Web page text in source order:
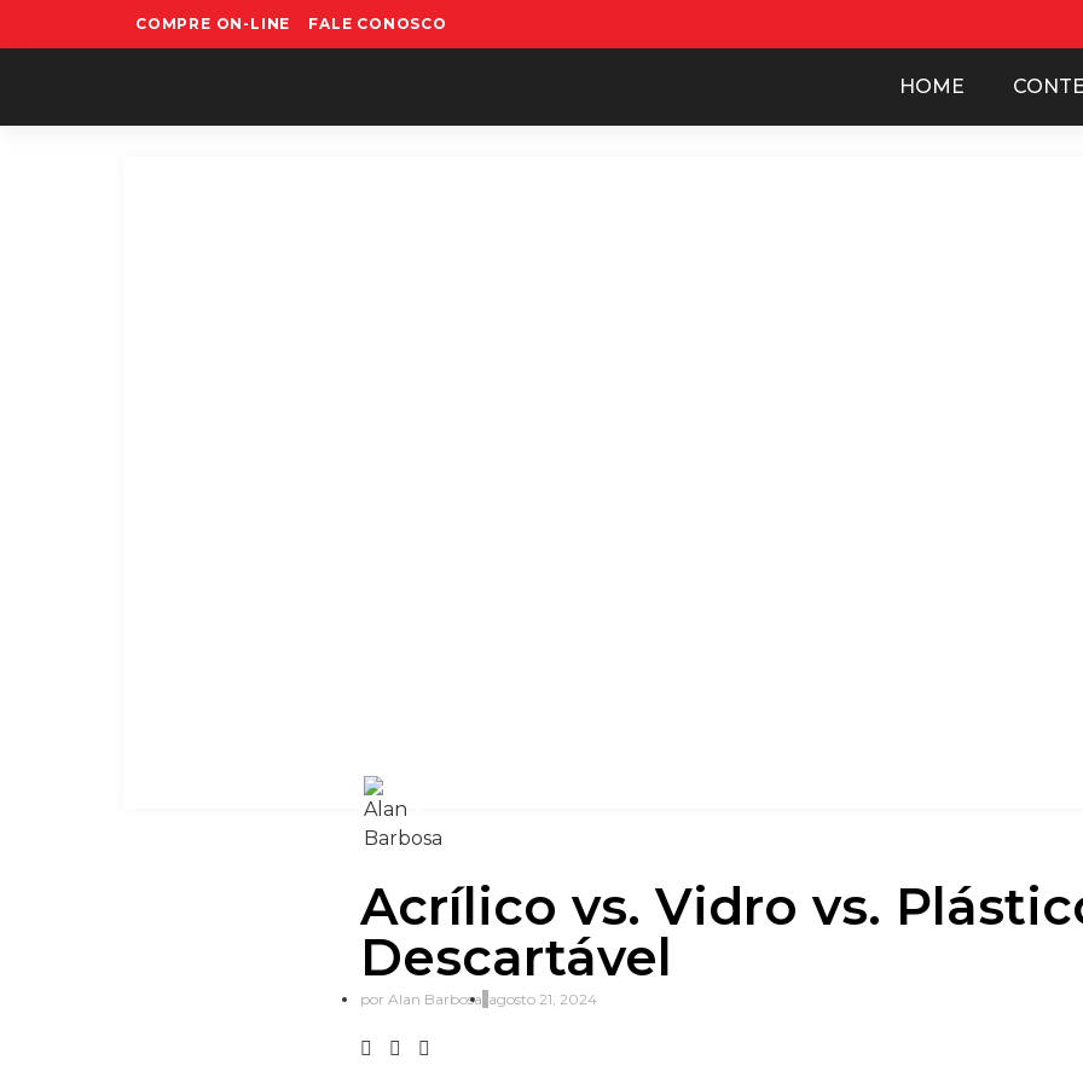
COMPRE ON-LINE FALE CONOSCO
HOME
Acrílico vs. Vidro vs.
Descartável
por Alan Barbosa agosto 21, 2024